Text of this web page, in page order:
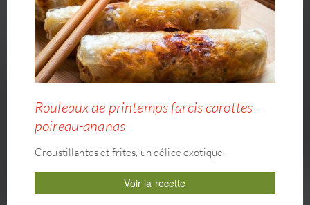
Rouleaux de printemps farcis carottes-
poireau-ananas
Croustillantes et frites, un délice exotique
Voir la recette